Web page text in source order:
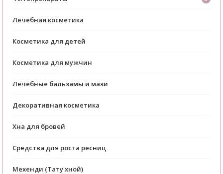
Лечебная косметика
Косметика для детей
Косметика для мужчин
Лечебные бальзамы и мази
Декоративная косметика
Хна для бровей
Средства для роста ресниц
Мехенди (Тату хной)